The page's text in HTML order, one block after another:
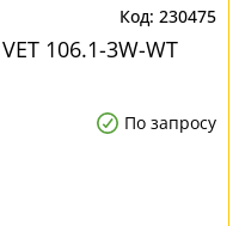
230475
106.1-3W-WT
По запросу